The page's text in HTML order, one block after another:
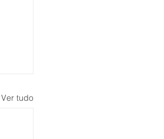
Ver tudo